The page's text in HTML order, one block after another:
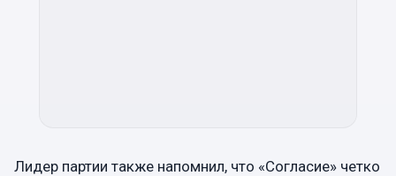
Лидер партии также напомнил, что «Согласие» четко